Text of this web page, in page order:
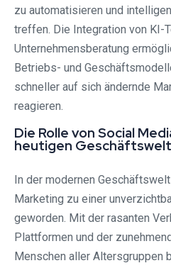
zu automatisieren und
treffen. Die Integration von KI-
Unternehmensberatung
Betriebs- und
schneller auf sich ändernde
reagieren.
Die Rolle von Social
heutigen Geschäftswelt
In der modernen
Marketing zu einer
geworden. Mit der rasanten
Plattformen und der
Menschen aller Altersgruppen